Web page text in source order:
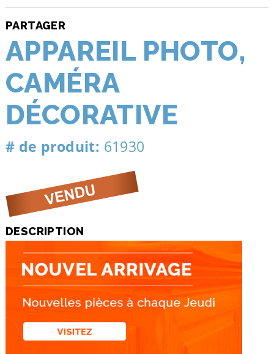
PARTAGER
APPAREIL PHOTO,
CAMÉRA
DÉCORATIVE
# de produit: 61930
DESCRIPTION